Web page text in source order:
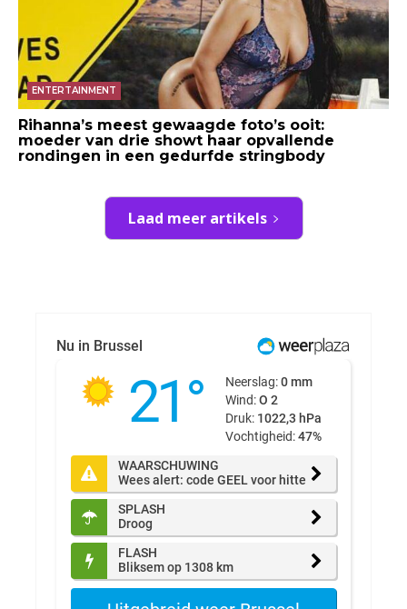
ENTERTAINMENT
Rihanna’s meest gewaagde foto’s ooit:
moeder van drie showt haar opvallende
rondingen in een gedurfde stringbody
Laad meer artikels